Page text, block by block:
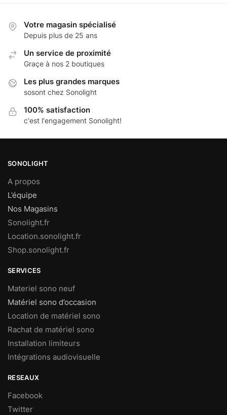
Votre magasin spécialisé
Depuis plus de 25 ans
Un service de proximité
Graçe à nos 2 boutiques
Les plus grandes marques
sosont chez Sonolight
100% satisfaction
c'est l'engagement Sonolight!
SONOLIGHT
A propos
L’équipe
Nos Magasins
Sonolight.fr
Location.sonolight.fr
Shop.sonolight.fr
SERVICES
Materiel sono neuf
Matériel sono d’occasion
Location de matériel sono
Rachat de matériel sono
Installation limiteurs
Intégrations audiovisuelle
RESEAUX
Facebook
Twitter